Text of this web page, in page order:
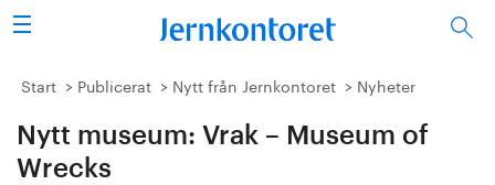
Sök
Stålindustrin
Vision 2050
Start Publicerat Nytt från Jernkontoret Nyheter
Nytt museum: Vrak – Museum of
Wrecks